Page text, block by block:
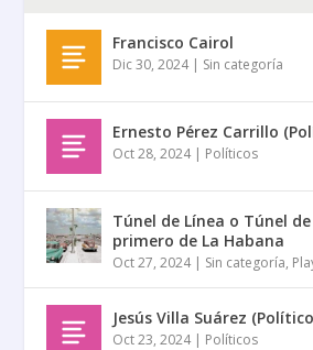
Francisco Cairol
Dic 30, 2024| Sin categoría
Ernesto Pérez Carrillo
Oct 28, 2024| Políticos
Túnel de Línea o Túnel
primero de La Habana
Oct 27, 2024| Sin categoría,
Jesús Villa Suárez
Oct 23, 2024| Políticos